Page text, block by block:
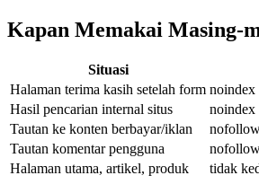
Kapan Memakai Masing-
Situasi
Halaman terima kasih setelah form noindex
Hasil pencarian internal situs
noindex
Tautan ke konten berbayar/iklan
Tautan komentar pengguna
Halaman utama, artikel, produk
tidak